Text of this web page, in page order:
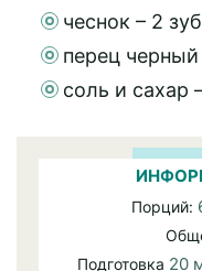
чеснок – 2
перец
соль и сахар
Порций:
Подготовка 20